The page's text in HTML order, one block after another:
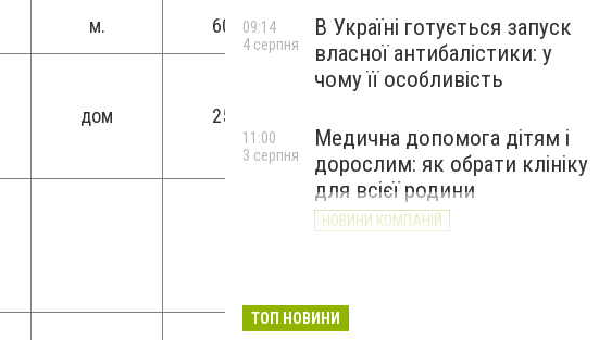
м.
60
дом 25
В Україні готується запуск
власної антибалістики: у
чому її особливість
09:14
4 серпня
Медична допомога дітям і
дорослим: як обрати клініку
для всієї родини
НОВИНИ КОМПАНІЙ
11:00
3 серпня
ТОП НОВИНИ